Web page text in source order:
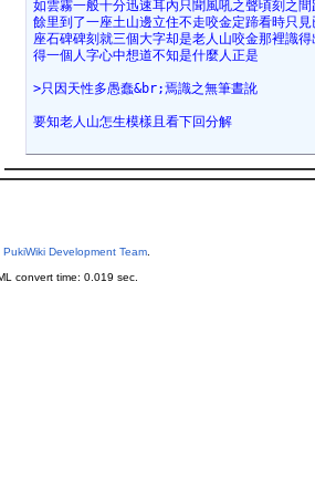
如雲霧一般十分迅速耳內只聞風吼之聲頃刻之
餘里到了一座土山邊立住不走咬金定蹄看時只
座石碑碑刻就三個大字却是老人山咬金那裡識
得一個人字心中想道不知是什麼人正是
>只因天性多愚蠢&br;焉識之無筆晝訛
要知老人山怎生模樣且看下回分解
PukiWiki Development Team
convert time: 0.019 sec.